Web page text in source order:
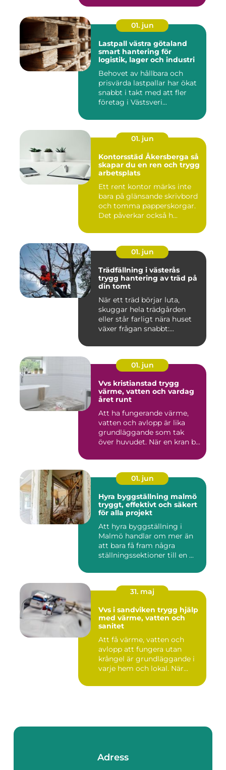
01. jun
Lastpall västra götaland
smart hantering för
logistik, lager och industri
Behovet av hållbara och
prisvärda lastpallar har ökat
snabbt i takt med att fler
företag i Västsveri...
01. jun
Kontorsstäd Åkersberga så
skapar du en ren och trygg
arbetsplats
Ett rent kontor märks inte
bara på glänsande skrivbord
och tomma papperskorgar.
Det påverkar också h...
01. jun
Trädfällning i västerås
trygg hantering av träd på
din tomt
När ett träd börjar luta,
skuggar hela trädgården
eller står farligt nära huset
växer frågan snabbt:...
01. jun
Vvs kristianstad trygg
värme, vatten och vardag
året runt
Att ha fungerande värme,
vatten och avlopp är lika
grundläggande som tak
över huvudet. När en kran b...
01. jun
Hyra byggställning malmö
tryggt, effektivt och säkert
för alla projekt
Att hyra byggställning i
Malmö handlar om mer än
att bara få fram några
ställningssektioner till en ...
31. maj
Vvs i sandviken trygg hjälp
med värme, vatten och
sanitet
Att få värme, vatten och
avlopp att fungera utan
krångel är grundläggande i
varje hem och lokal. När...
Adress